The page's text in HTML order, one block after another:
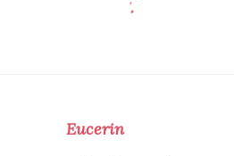
Eucerin